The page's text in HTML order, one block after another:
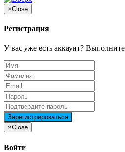
×Close
Регистрация
У вас уже есть аккаунт? Выполните
×Close
Войти